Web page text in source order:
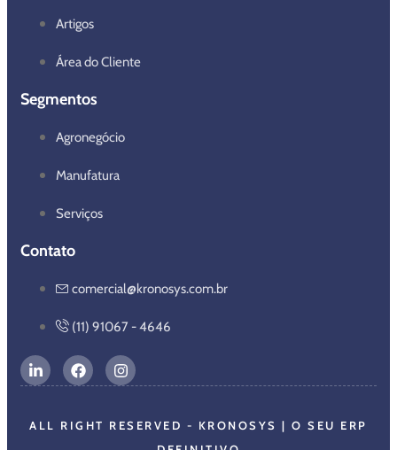
Artigos
Área do Cliente
Segmentos
Agronegócio
Manufatura
Serviços
Contato
comercial@kronosys.com.br
(11) 91067 - 4646
ALL RIGHT RESERVED - KRONOSYS | O SEU ERP